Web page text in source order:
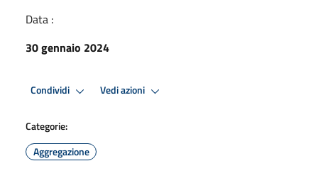
Data :
30 gennaio 2024
Condividi Vedi azioni
Categorie:
Aggregazione